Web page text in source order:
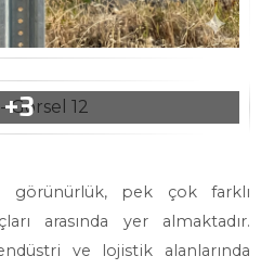
görünürlük, pek çok farklı
arasında yer almaktadır.
ve lojistik alanlarında